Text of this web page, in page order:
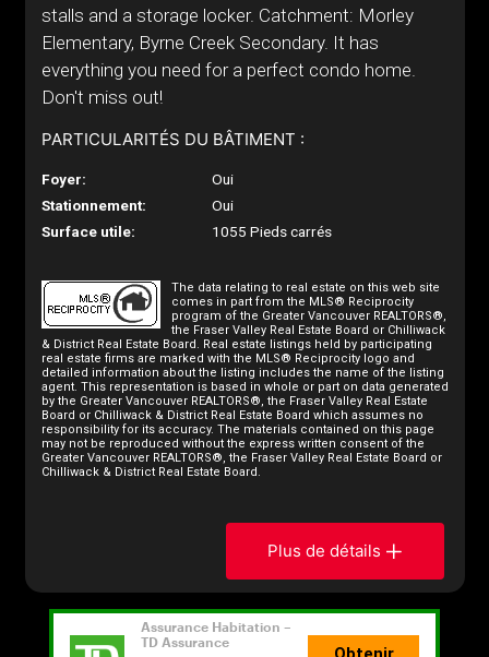
stalls and a storage locker. Catchment: Morley
Elementary, Byrne Creek Secondary. It has
everything you need for a perfect condo home.
Don't miss out!
PARTICULARITÉS DU BÂTIMENT :
Foyer:
Oui
Stationnement:
Oui
Surface utile:
1055 Pieds carrés
The data relating to real estate on this web site
comes in part from the MLS® Reciprocity
program of the Greater Vancouver REALTORS®,
the Fraser Valley Real Estate Board or Chilliwack
& District Real Estate Board. Real estate listings held by participating
real estate firms are marked with the MLS® Reciprocity logo and
detailed information about the listing includes the name of the listing
agent. This representation is based in whole or part on data generated
by the Greater Vancouver REALTORS®, the Fraser Valley Real Estate
Board or Chilliwack & District Real Estate Board which assumes no
responsibility for its accuracy. The materials contained on this page
may not be reproduced without the express written consent of the
Greater Vancouver REALTORS®, the Fraser Valley Real Estate Board or
Chilliwack & District Real Estate Board.
Plus de détails